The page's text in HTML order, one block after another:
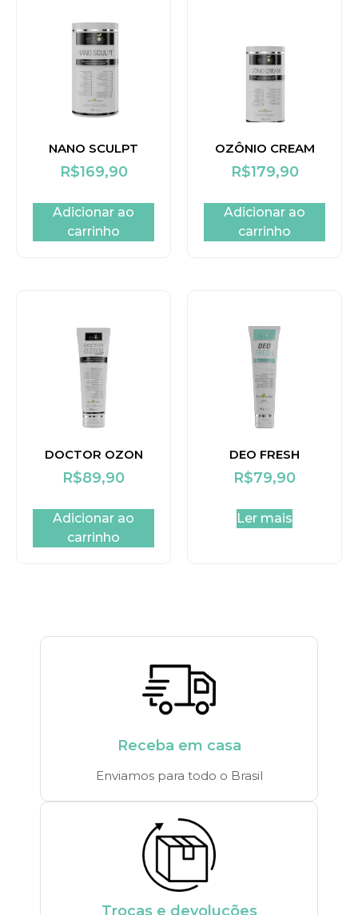
NANO SCULPT
R$169,90
Adicionar ao
carrinho
OZÔNIO CREAM
R$179,90
Adicionar ao
carrinho
DOCTOR OZON
R$89,90
Adicionar ao
carrinho
DEO FRESH
R$79,90
Ler mais
Receba em casa
Enviamos para todo o Brasil
Trocas e devoluções